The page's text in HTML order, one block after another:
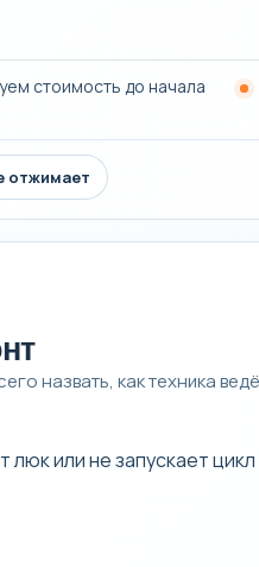
стоимость до начала
отжимает
назвать, как техника
или не запускает цикл